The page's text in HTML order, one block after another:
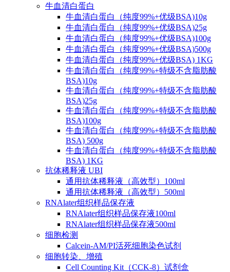
牛血清白蛋白
牛血清白蛋白（纯度99%+优级BSA)10g
牛血清白蛋白（纯度99%+优级BSA)25g
牛血清白蛋白（纯度99%+优级BSA)100g
牛血清白蛋白（纯度99%+优级BSA)500g
牛血清白蛋白（纯度99%+优级BSA) 1KG
牛血清白蛋白（纯度99%+特级不含脂肪酸
BSA)10g
牛血清白蛋白（纯度99%+特级不含脂肪酸
BSA)25g
牛血清白蛋白（纯度99%+特级不含脂肪酸
BSA)100g
牛血清白蛋白（纯度99%+特级不含脂肪酸
BSA) 500g
牛血清白蛋白（纯度99%+特级不含脂肪酸
BSA) 1KG
抗体稀释液 UBI
通用抗体稀释液（高效型）100ml
通用抗体稀释液（高效型）500ml
RNAlater组织样品保存液
RNAlater组织样品保存液100ml
RNAlater组织样品保存液500ml
细胞检测
Calcein-AM/PI活死细胞染色试剂
细胞转染、增殖
Cell Counting Kit（CCK-8）试剂盒